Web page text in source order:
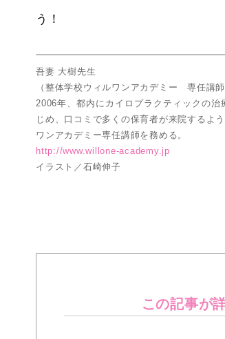
う！
吾妻 大樹先生
（整体学校ウィルワンアカデミー 専任講師
2006年、都内にカイロプラクティックの
じめ、口コミで多くの保育者が来院するよ
ワンアカデミー専任講師を務める。
http://www.willone-academy.jp
イラスト／石崎伸子
この記事が